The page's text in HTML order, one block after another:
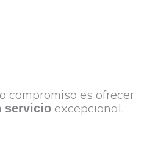
compromiso es ofrecer
servicio excepcional.